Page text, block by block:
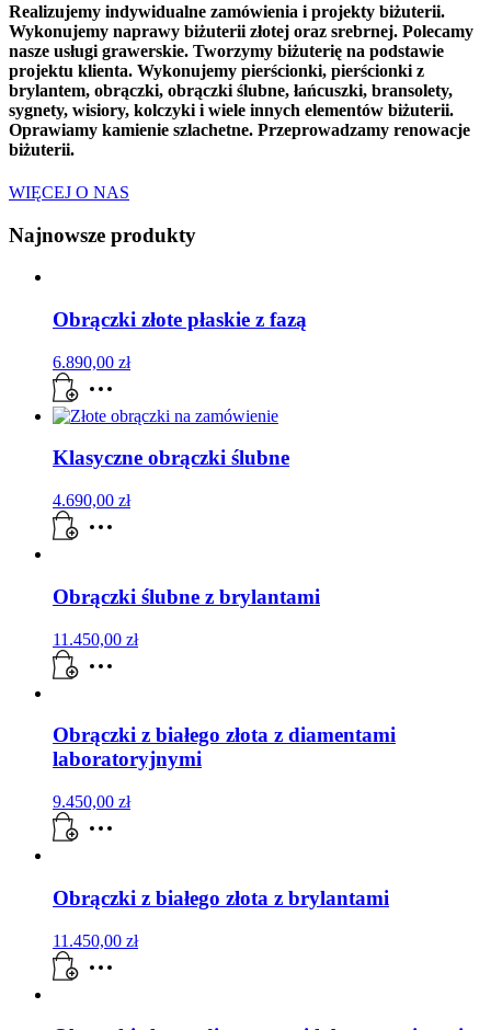
Realizujemy indywidualne zamówienia i projekty biżuterii.
Wykonujemy naprawy biżuterii złotej oraz srebrnej. Polecamy
nasze usługi grawerskie. Tworzymy biżuterię na podstawie
projektu klienta. Wykonujemy pierścionki, pierścionki z
brylantem, obrączki, obrączki ślubne, łańcuszki, bransolety,
sygnety, wisiory, kolczyki i wiele innych elementów biżuterii.
Oprawiamy kamienie szlachetne. Przeprowadzamy renowacje
biżuterii.
WIĘCEJ O NAS
Najnowsze produkty
Obrączki złote płaskie z fazą
6.890,00 zł
Klasyczne obrączki ślubne
4.690,00 zł
Obrączki ślubne z brylantami
11.450,00 zł
Obrączki z białego złota z diamentami
laboratoryjnymi
9.450,00 zł
Obrączki z białego złota z brylantami
11.450,00 zł